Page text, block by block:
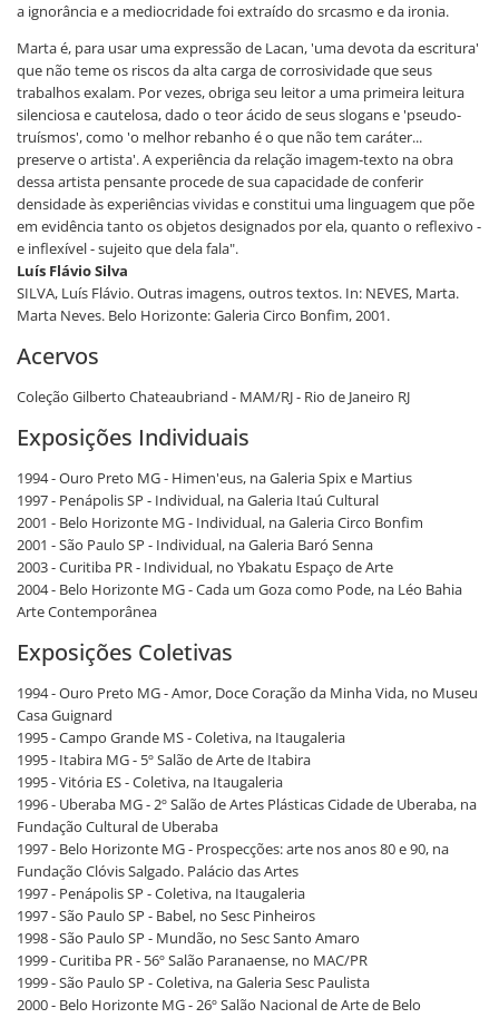
a ignorância e a mediocridade foi extraído do srcasmo e da ironia.
Marta é, para usar uma expressão de Lacan, 'uma devota da escritura'
que não teme os riscos da alta carga de corrosividade que seus
trabalhos exalam. Por vezes, obriga seu leitor a uma primeira leitura
silenciosa e cautelosa, dado o teor ácido de seus slogans e 'pseudo-
truísmos', como 'o melhor rebanho é o que não tem caráter...
preserve o artista'. A experiência da relação imagem-texto na obra
dessa artista pensante procede de sua capacidade de conferir
densidade às experiências vividas e constitui uma linguagem que põe
em evidência tanto os objetos designados por ela, quanto o reflexivo -
e inflexível - sujeito que dela fala".
Luís Flávio Silva
SILVA, Luís Flávio. Outras imagens, outros textos. In: NEVES, Marta.
Marta Neves. Belo Horizonte: Galeria Circo Bonfim, 2001.
Acervos
Coleção Gilberto Chateaubriand - MAM/RJ - Rio de Janeiro RJ
Exposições Individuais
1994 - Ouro Preto MG - Himen'eus, na Galeria Spix e Martius
1997 - Penápolis SP - Individual, na Galeria Itaú Cultural
2001 - Belo Horizonte MG - Individual, na Galeria Circo Bonfim
2001 - São Paulo SP - Individual, na Galeria Baró Senna
2003 - Curitiba PR - Individual, no Ybakatu Espaço de Arte
2004 - Belo Horizonte MG - Cada um Goza como Pode, na Léo Bahia
Arte Contemporânea
Exposições Coletivas
1994 - Ouro Preto MG - Amor, Doce Coração da Minha Vida, no Museu
Casa Guignard
1995 - Campo Grande MS - Coletiva, na Itaugaleria
1995 - Itabira MG - 5º Salão de Arte de Itabira
1995 - Vitória ES - Coletiva, na Itaugaleria
1996 - Uberaba MG - 2º Salão de Artes Plásticas Cidade de Uberaba, na
Fundação Cultural de Uberaba
1997 - Belo Horizonte MG - Prospecções: arte nos anos 80 e 90, na
Fundação Clóvis Salgado. Palácio das Artes
1997 - Penápolis SP - Coletiva, na Itaugaleria
1997 - São Paulo SP - Babel, no Sesc Pinheiros
1998 - São Paulo SP - Mundão, no Sesc Santo Amaro
1999 - Curitiba PR - 56º Salão Paranaense, no MAC/PR
1999 - São Paulo SP - Coletiva, na Galeria Sesc Paulista
2000 - Belo Horizonte MG - 26º Salão Nacional de Arte de Belo